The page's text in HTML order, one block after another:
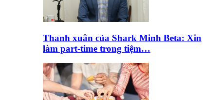
Thanh xuân của Shark Minh Beta: Xin
làm part-time trong tiệm…